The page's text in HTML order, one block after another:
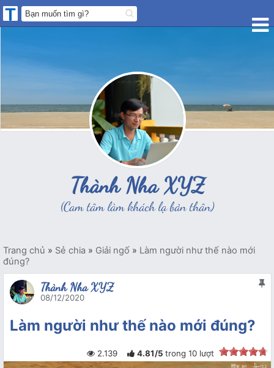
Thành Nha XYZ
(Cam tâm làm khách lạ bản thân)
Trang chủ » Sẻ chia » Giải ngố » Làm người như thế nào mới
đúng?
Thành Nha XYZ
08/12/2020
Làm người như thế nào mới đúng?
2.139 4.81/5 trong 10lượt